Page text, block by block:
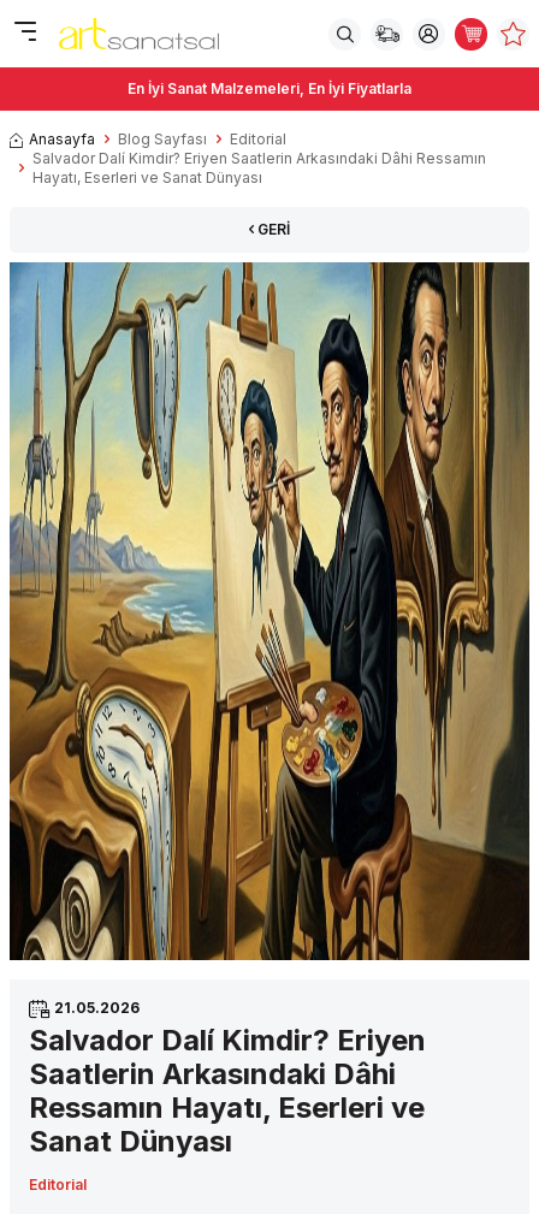
En İyi Sanat Malzemeleri, En İyi Fiyatlarla
Anasayfa Blog Sayfası
Editorial
Salvador Dalí Kimdir? Eriyen Saatlerin Arkasındaki Dâhi Ressamın
Hayatı, Eserleri ve Sanat Dünyası
GERI
21.05.2026
Salvador Dalí Kimdir? Eriyen
Saatlerin Arkasındaki Dâhi
Ressamın Hayatı, Eserleri ve
Sanat Dünyası
Editorial